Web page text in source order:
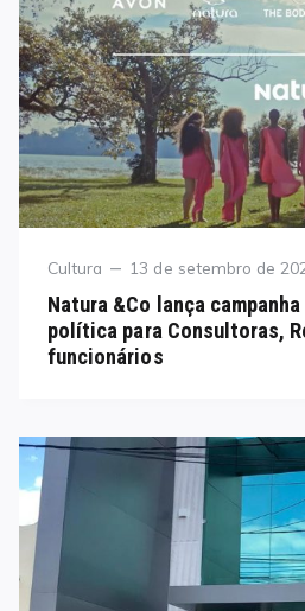
Category
Cultura
Posted
13 de setembro de
Natura &Co lança
política para Consultoras,
funcionários